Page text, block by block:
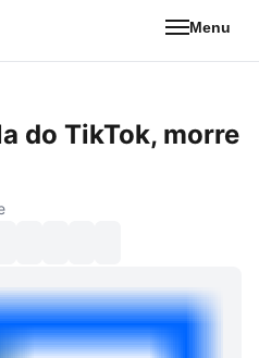
Menu
do TikTok, morre